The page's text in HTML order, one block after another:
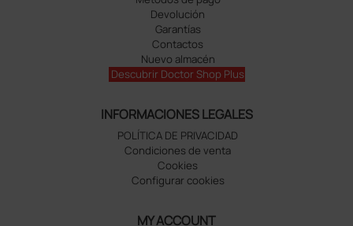
Devolución
Garantías
Contactos
Nuevo almacén
Descubrir Doctor Shop Plus
INFORMACIONES LEGALES
POLÍTICA DE PRIVACIDAD
Condiciones de venta
Cookies
Configurar cookies
MY ACCOUNT